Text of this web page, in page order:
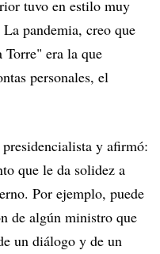
tuvo en estilo muy
pandemia, creo que
Torre" era la que
personales, el
y afirmó:
que le da solidez a
Por ejemplo, puede
de algún ministro que
un diálogo y de un